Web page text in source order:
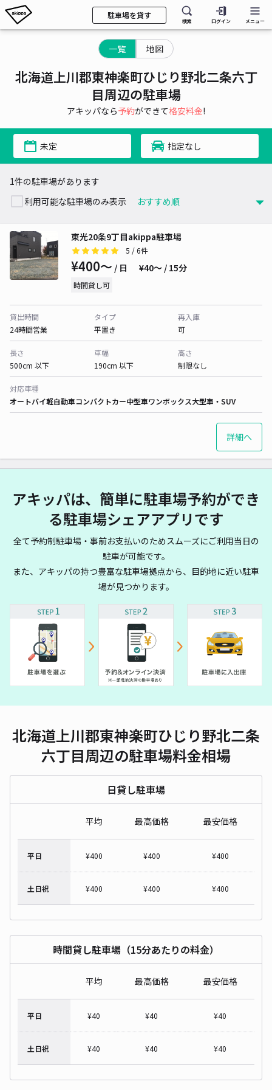
駐車場を貸す
検索 ログイン メニュー
一覧 地図
北海道上川郡東神楽町ひじり野北二条六丁
目周辺の駐車場
アキッパなら予約ができて格安料金!
未定 指定なし
1件の駐車場があります
利用可能な駐車場のみ表示
東光20条9丁目akippa駐車場
5 / 6件
¥400〜 / 日 ¥40〜 / 15分
時間貸し可
貸出時間
24時間営業
タイプ
平置き
再入庫
可
長さ
500cm 以下
車幅
190cm 以下
高さ
制限なし
対応車種
オートバイ軽自動車コンパクトカー中型車ワンボックス大型車・SUV
詳細へ
アキッパは、簡単に駐車場予約ができ
る駐車場シェアアプリです
全て予約制駐車場・事前お支払いのためスムーズにご利用当日の
駐車が可能です。
また、アキッパの持つ豊富な駐車場拠点から、目的地に近い駐車
場が見つかります。
北海道上川郡東神楽町ひじり野北二条
六丁目周辺の駐車場料金相場
日貸し駐車場
平均 最高価格 最安価格
平日 ¥400 ¥400 ¥400
土日祝 ¥400 ¥400 ¥400
時間貸し駐車場（15分あたりの料金）
平均 最高価格 最安価格
平日 ¥40 ¥40 ¥40
土日祝 ¥40 ¥40 ¥40